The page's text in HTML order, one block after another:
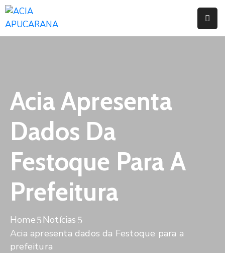
Serviços
Campanhas
Convênios
Benefícios
Fórum
Desenvolve
Instituto
De
Pesquisa
Acia Apresenta
Dados Da
Festoque Para A
Prefeitura
Home
Notícias
Acia apresenta dados da Festoque para a
prefeitura